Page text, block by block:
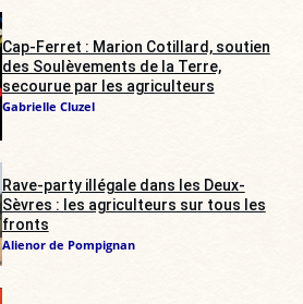
Cap-Ferret : Marion Cotillard, soutien
des Soulèvements de la Terre,
secourue par les agriculteurs
Gabrielle Cluzel
Rave-party illégale dans les Deux-
Sèvres : les agriculteurs sur tous les
fronts
Alienor de Pompignan